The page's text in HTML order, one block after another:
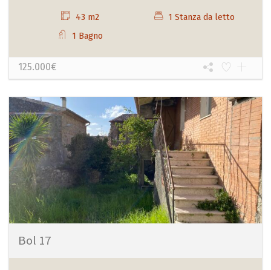
43 m2
1 Stanza da letto
1 Bagno
125.000€
Bol 17